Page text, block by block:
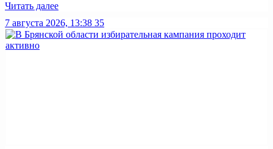
Читать далее
7 августа 2026, 13:38 35